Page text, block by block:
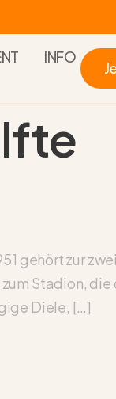
INFO
gehört zur
Stadion,
Diele, […]